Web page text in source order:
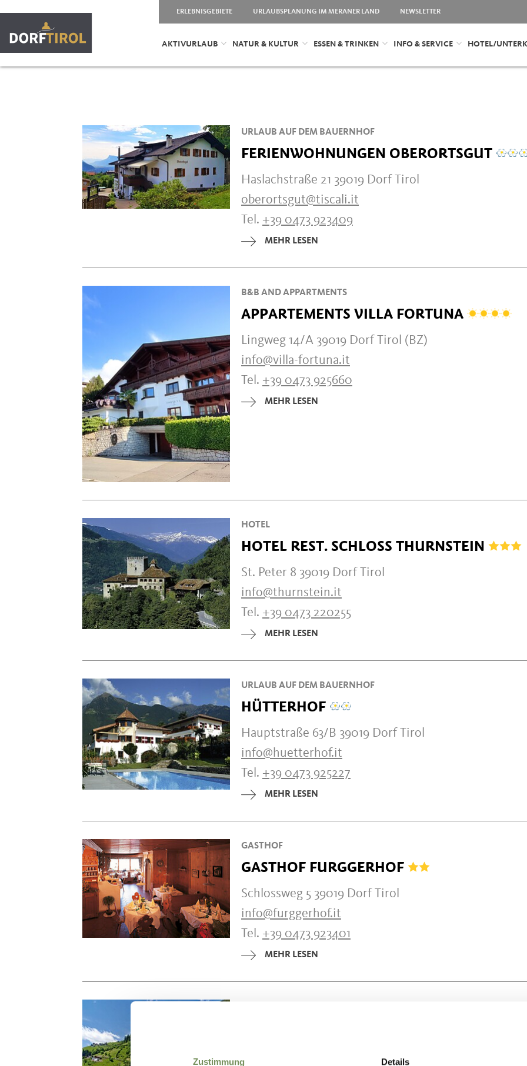
Zustimmung Details
ERLEBNISGEBIETE URLAUBSPLANUNG IM MERANER LAND NEWSLETTER
AKTIVURLAUB NATUR & KULTUR ESSEN & TRINKEN INFO & SERVICE HOTEL/
URLAUB AUF DEM BAUERNHOF
FERIENWOHNUNGEN OBERORTSGUT
Haslachstraße 21 39019 Dorf Tirol
oberortsgut@tiscali.it
Tel. +39 0473 923409
MEHR LESEN
B&B AND APPARTMENTS
APPARTEMENTS VILLA FORTUNA
Lingweg 14/A 39019 Dorf Tirol (BZ)
info@villa-fortuna.it
Tel. +39 0473 925660
MEHR LESEN
HOTEL
HOTEL REST. SCHLOSS THURNSTEIN
St. Peter 8 39019 Dorf Tirol
info@thurnstein.it
Tel. +39 0473 220255
MEHR LESEN
URLAUB AUF DEM BAUERNHOF
HÜTTERHOF
Hauptstraße 63/B 39019 Dorf Tirol
info@huetterhof.it
Tel. +39 0473 925227
MEHR LESEN
GASTHOF
GASTHOF FURGGERHOF
Schlossweg 5 39019 Dorf Tirol
info@furggerhof.it
Tel. +39 0473 923401
MEHR LESEN